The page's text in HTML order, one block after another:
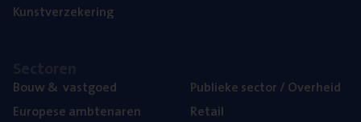
Kunst­ver­ze­ke­ring
Bouw& vastgoed
Euro­pe­se ambtenaren
Publie­ke sec­tor / Overheid
Retail